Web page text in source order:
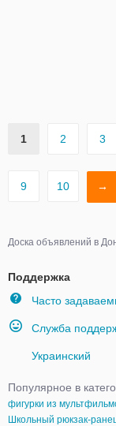
1 2 3
9 10 →
Доска объявлений в
Поддержка
Часто
Служба
Украинский
Популярное в
фигурки из
Школьный рюкзак-